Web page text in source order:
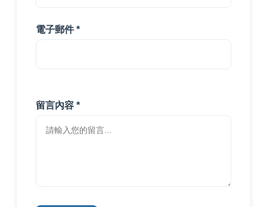
電子郵件 *
留言內容 *